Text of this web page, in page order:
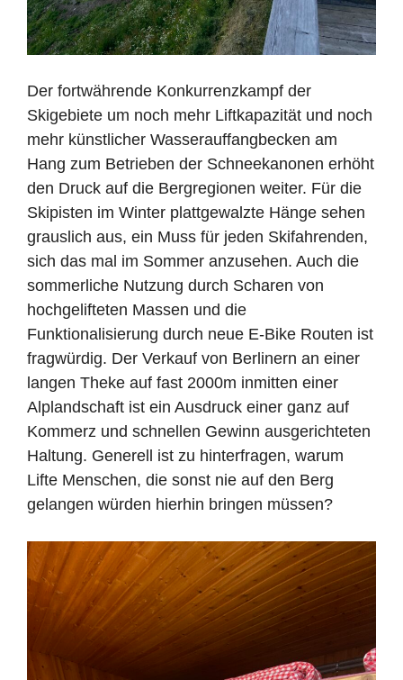
Der fortwährende Konkurrenzkampf der
Skigebiete um noch mehr Liftkapazität und noch
mehr künstlicher Wasserauffangbecken am
Hang zum Betrieben der Schneekanonen erhöht
den Druck auf die Bergregionen weiter. Für die
Skipisten im Winter plattgewalzte Hänge sehen
grauslich aus, ein Muss für jeden Skifahrenden,
sich das mal im Sommer anzusehen. Auch die
sommerliche Nutzung durch Scharen von
hochgelifteten Massen und die
Funktionalisierung durch neue E-Bike Routen ist
fragwürdig. Der Verkauf von Berlinern an einer
langen Theke auf fast 2000m inmitten einer
Alplandschaft ist ein Ausdruck einer ganz auf
Kommerz und schnellen Gewinn ausgerichteten
Haltung. Generell ist zu hinterfragen, warum
Lifte Menschen, die sonst nie auf den Berg
gelangen würden hierhin bringen müssen?